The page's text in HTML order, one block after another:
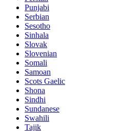
Punjabi
Serbian
Sesotho
Sinhala
Slovak
Slovenian
Somali
Samoan
Scots Gaelic
Shona
Sindhi
Sundanese
Swahili
Tajik